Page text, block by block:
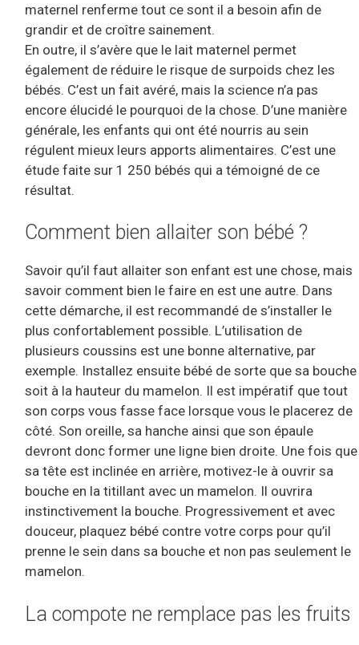
maternel renferme tout ce sont il a besoin afin de
grandir et de croître sainement.
En outre, il s’avère que le lait maternel permet
également de réduire le risque de surpoids chez les
bébés. C’est un fait avéré, mais la science n’a pas
encore élucidé le pourquoi de la chose. D’une manière
générale, les enfants qui ont été nourris au sein
régulent mieux leurs apports alimentaires. C’est une
étude faite sur 1 250 bébés qui a témoigné de ce
résultat.
Comment bien allaiter son bébé ?
Savoir qu’il faut allaiter son enfant est une chose, mais
savoir comment bien le faire en est une autre. Dans
cette démarche, il est recommandé de s’installer le
plus confortablement possible. L’utilisation de
plusieurs coussins est une bonne alternative, par
exemple. Installez ensuite bébé de sorte que sa bouche
soit à la hauteur du mamelon. Il est impératif que tout
son corps vous fasse face lorsque vous le placerez de
côté. Son oreille, sa hanche ainsi que son épaule
devront donc former une ligne bien droite. Une fois que
sa tête est inclinée en arrière, motivez-le à ouvrir sa
bouche en la titillant avec un mamelon. Il ouvrira
instinctivement la bouche. Progressivement et avec
douceur, plaquez bébé contre votre corps pour qu’il
prenne le sein dans sa bouche et non pas seulement le
mamelon.
La compote ne remplace pas les fruits